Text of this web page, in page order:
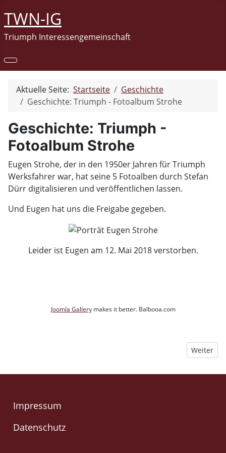
TWN-IG
Triumph Interessengemeinschaft
Aktuelle Seite: Startseite
Geschichte
Geschichte: Triumph - Fotoalbum Strohe
Geschichte: Triumph -
Fotoalbum Strohe
Eugen Strohe, der in den 1950er Jahren für Triumph
Werksfahrer war, hat seine 5 Fotoalben durch Stefan
Dürr digitalisieren und veröffentlichen lassen.
Und Eugen hat uns die Freigabe gegeben.
Leider ist Eugen am 12. Mai 2018 verstorben.
Joomla Gallerymakes it better. Balbooa.com
Nächster
Weiter
Impressum
Datenschutz